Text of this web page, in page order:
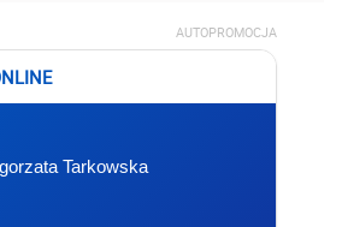
AUTOPROMOCJA
Tarkowska